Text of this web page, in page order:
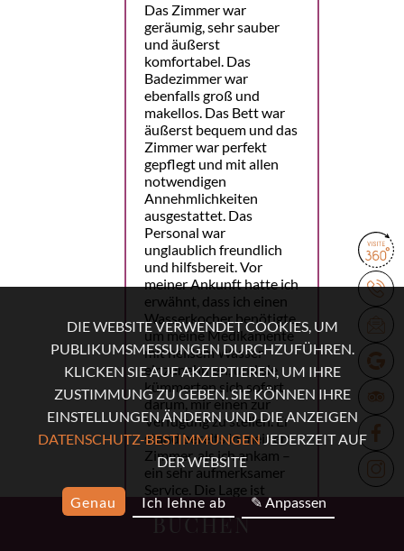
BUCHEN
Das Zimmer war
geräumig, sehr sauber
und äußerst
komfortabel. Das
Badezimmer war
ebenfalls groß und
makellos. Das Bett war
äußerst bequem und das
Zimmer war perfekt
gepflegt und mit allen
notwendigen
Annehmlichkeiten
ausgestattet. Das
Personal war
unglaublich freundlich
und hilfsbereit. Vor
meiner Ankunft hatte ich
erwähnt, dass ich einen
Wasserkocher benötigte,
um meine Medikamente
mit heißem Wasser
einzunehmen, und sie
kümmerten sich sofort
darum, mir einen zur
Verfügung zu stellen. Er
stand bereits in meinem
Zimmer, als ich ankam –
ein sehr aufmerksamer
Service. Die Lage ist
perfekt. Die U-Bahn ist
nur eine Minute
DIE WEBSITE VERWENDET COOKIES, UM
PUBLIKUMSMESSUNGEN DURCHZUFÜHREN.
KLICKEN SIE AUF AKZEPTIEREN, UM IHRE
ZUSTIMMUNG ZU GEBEN. SIE KÖNNEN IHRE
EINSTELLUNGEN ÄNDERN UND DIE ANZEIGEN
DATENSCHUTZ-BESTIMMUNGENJEDERZEIT AUF
DER WEBSITE
Genau Ich lehne ab ✎ Anpassen